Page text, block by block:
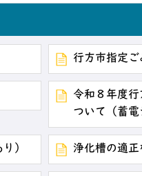
行方市指定ご
令和８年度
ついて（蓄電
） 浄化槽の適正